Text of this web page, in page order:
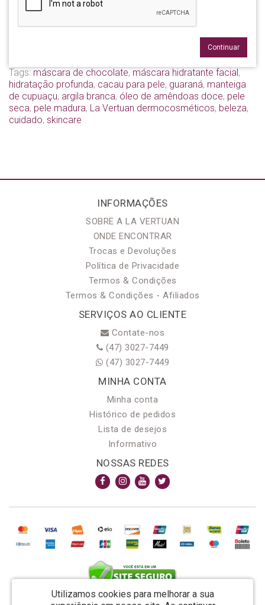
Continuar
Tags: máscara de chocolate, máscara hidratante facial,
hidratação profunda, cacau para pele, guaraná, manteiga
de cupuaçu, argila branca, óleo de amêndoas doce, pele
seca, pele madura, La Vertuan dermocosméticos, beleza,
cuidado, skincare
INFORMAÇÕES
SOBRE A LA VERTUAN
ONDE ENCONTRAR
Trocas e Devoluções
Política de Privacidade
Termos & Condições
Termos & Condições - Afiliados
SERVIÇOS AO CLIENTE
Contate-nos
(47) 3027-7449
(47) 3027-7449
MINHA CONTA
Minha conta
Histórico de pedidos
Lista de desejos
Informativo
NOSSAS REDES
Utilizamos cookies para melhorar a sua